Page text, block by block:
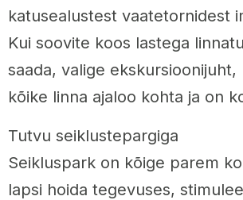
katusealustest vaatetornidest
Kui soovite koos lastega
saada, valige ekskursioonijuht,
kõike linna ajaloo kohta ja on
Tutvu seiklustepargiga
Seikluspark on kõige parem
lapsi hoida tegevuses,